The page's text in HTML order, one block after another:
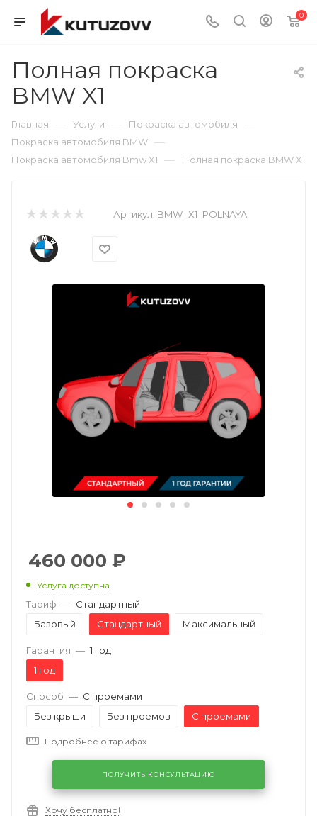
0
Полная покраска
BMW X1
Главная — Услуги — Покраска автомобиля —
Покраска автомобиля BMW —
Покраска автомобиля Bmw X1 — Полная покраска BMW X1
Артикул: BMW_X1_POLNAYA
460 000 ₽
Услуга доступна
Тариф — Стандартный
Базовый
Стандартный Максимальный
Гарантия — 1 год
1 год
Способ — С проемами
Без крыши
Без проемов С проемами
Подробнее о тарифах
ПОЛУЧИТЬ КОНСУЛЬТАЦИЮ
Хочу бесплатно!